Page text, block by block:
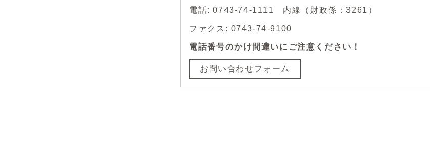
電話: 0743-74-1111 内線（財政係：3261）
ファクス: 0743-74-9100
電話番号のかけ間違いにご注意ください！
お問い合わせフォーム